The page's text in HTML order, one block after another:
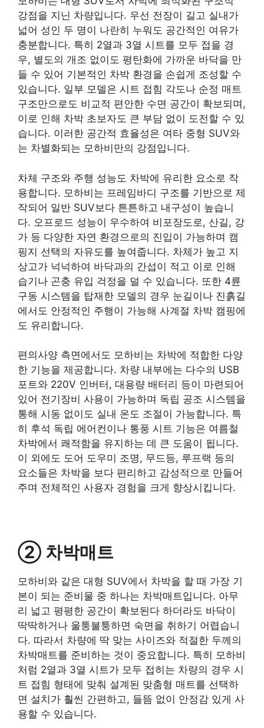
강점을 지닌 차량입니다. 우선 전장이 길고 실내가
넓어 성인 두 명이 나란히 누워도 공간적인 여유가
충분합니다. 특히 2열과 3열 시트를 모두 접을 경
우, 별도의 개조 없이도 평탄화에 가까운 바닥을 만
들 수 있어 기본적인 차박 환경을 손쉽게 조성할 수
있습니다. 일부 모델은 시트 접힘 각도나 순정 매트
구조만으로도 비교적 편안한 수면 공간이 확보되며,
이로 인해 차박 초보자도 큰 부담 없이 도전할 수 있
습니다. 이러한 공간적 효율성은 여타 중형 SUV와
는 차별화되는 모하비만의 강점입니다.
차체 구조와 주행 성능도 차박에 유리한 요소로 작
용합니다. 모하비는 프레임바디 구조를 기반으로 제
작되어 일반 SUV보다 튼튼하고 내구성이 높습니
다. 오프로드 성능이 우수하여 비포장도로, 산길, 강
가 등 다양한 자연 환경으로의 진입이 가능하며 캠
핑지 선택의 자유도를 높여줍니다. 차체가 높고 지
상고가 넉넉하여 바닥과의 간섭이 적고 이로 인해
습기나 곤충 유입 걱정을 덜 수 있습니다. 또한 4륜
구동 시스템을 탑재한 모델의 경우 눈길이나 진흙길
에서도 안정적인 주행이 가능해 사계절 차박 캠핑에
도 유리합니다.
편의사양 측면에서도 모하비는 차박에 적합한 다양
한 기능을 제공합니다. 차량 내부에는 다수의 USB
포트와 220V 인버터, 대용량 배터리 등이 마련되어
있어 전기장비 사용이 가능하며 독립 공조 시스템을
통해 시동 없이도 실내 온도 조절이 가능합니다. 특
히 후석 독립 에어컨이나 통풍 시트 기능은 여름철
차박에서 쾌적함을 유지하는 데 큰 도움이 됩니다.
이 외에도 도어 도우미 조명, 무드등, 루프랙 등의
요소들은 차박을 보다 편리하고 감성적으로 만들어
주며 전체적인 사용자 경험을 크게 향상시킵니다.
② 차박매트
모하비와 같은 대형 SUV에서 차박을 할 때 가장 기
본이 되는 준비물 중 하나는 차박매트입니다. 아무
리 넓고 평평한 공간이 확보된다 하더라도 바닥이
딱딱하거나 울퉁불퉁하면 숙면을 취하기 어렵습니
다. 따라서 차량에 딱 맞는 사이즈와 적절한 두께의
차박매트를 준비하는 것이 중요합니다. 특히 모하비
처럼 2열과 3열 시트가 모두 접히는 차량의 경우 시
트 접힘 형태에 맞춰 설계된 맞춤형 매트를 선택하
면 설치가 훨씬 간편하고, 들뜸 없이 안정감 있게 사
용할 수 있습니다.